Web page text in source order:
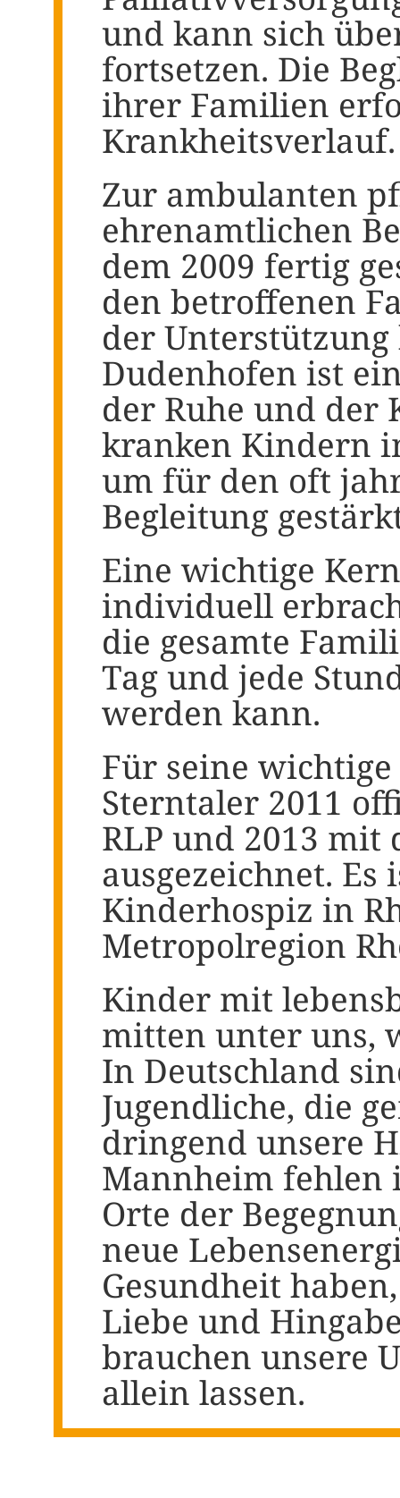
und kann sich
fortsetzen. Die
ihrer Familien
Krankheitsverlauf.
Zur ambulanten
ehrenamtlichen
dem 2009 fertig
den betroffenen
der
Dudenhofen ist
der Ruhe und
kranken Kindern
um für den oft
Begleitung
Eine wichtige
individuell
die gesamte
Tag und jede
werden kann.
Für seine
Sterntaler 2011
RLP und 2013 mit
ausgezeichnet.
Kinderhospiz in
Metropolregion
Kinder mit
mitten unter uns,
In Deutschland
Jugendliche, die
dringend unsere
Mannheim fehlen
Orte der
neue
Gesundheit
Liebe und
brauchen unsere
allein lassen.